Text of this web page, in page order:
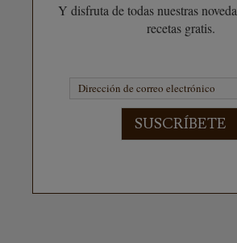
Y disfruta de todas nuestras
recetas gratis.
SUSCRÍBETE